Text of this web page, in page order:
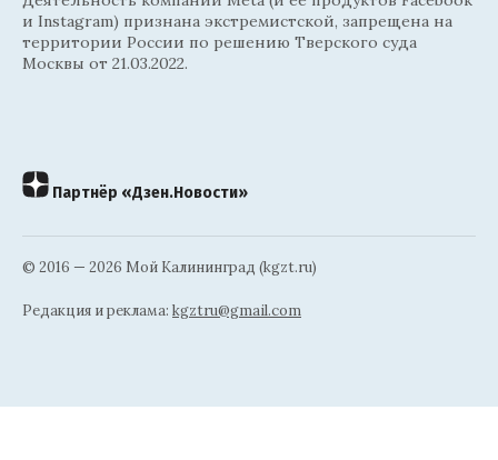
и Instagram) признана экстремистской, запрещена на
территории России по решению Тверского суда
Москвы от 21.03.2022.
Партнёр «Дзен.Новости»
© 2016 — 2026 Мой Калининград (kgzt.ru)
Редакция и реклама: kgztru@gmail.com